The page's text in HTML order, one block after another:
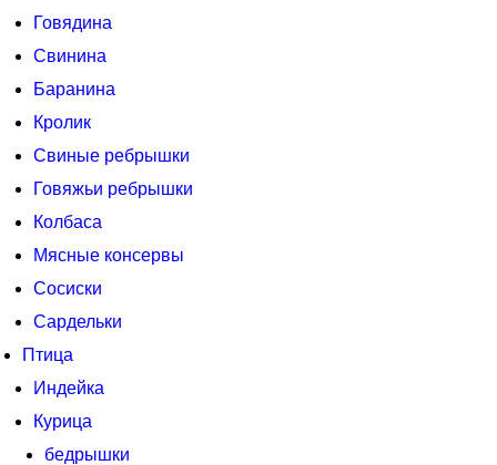
Говядина
Свинина
Баранина
Кролик
Свиные ребрышки
Говяжьи ребрышки
Колбаса
Мясные консервы
Сосиски
Сардельки
Птица
Индейка
Курица
бедрышки